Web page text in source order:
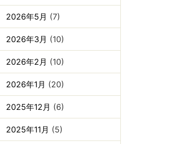
2026年5月 (7)
2026年3月 (10)
2026年2月 (10)
2026年1月 (20)
2025年12月 (6)
2025年11月 (5)